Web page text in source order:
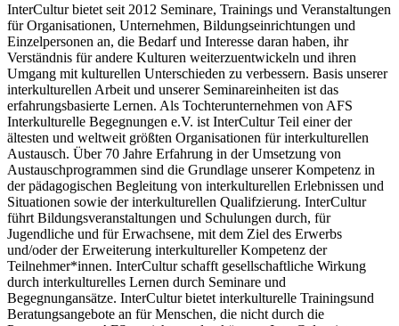
InterCultur bietet seit 2012 Seminare, Trainings und Veranstaltungen
für Organisationen, Unternehmen, Bildungseinrichtungen und
Einzelpersonen an, die Bedarf und Interesse daran haben, ihr
Verständnis für andere Kulturen weiterzuentwickeln und ihren
Umgang mit kulturellen Unterschieden zu verbessern. Basis unserer
interkulturellen Arbeit und unserer Seminareinheiten ist das
erfahrungsbasierte Lernen. Als Tochterunternehmen von AFS
Interkulturelle Begegnungen e.V. ist InterCultur Teil einer der
ältesten und weltweit größten Organisationen für interkulturellen
Austausch. Über 70 Jahre Erfahrung in der Umsetzung von
Austauschprogrammen sind die Grundlage unserer Kompetenz in
der pädagogischen Begleitung von interkulturellen Erlebnissen und
Situationen sowie der interkulturellen Qualifzierung. InterCultur
führt Bildungsveranstaltungen und Schulungen durch, für
Jugendliche und für Erwachsene, mit dem Ziel des Erwerbs
und/oder der Erweiterung interkultureller Kompetenz der
Teilnehmer*innen. InterCultur schafft gesellschaftliche Wirkung
durch interkulturelles Lernen durch Seminare und
Begegnungansätze. InterCultur bietet interkulturelle Trainingsund
Beratungsangebote an für Menschen, die nicht durch die